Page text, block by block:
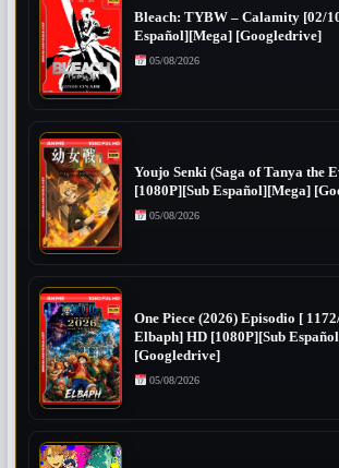
Bleach: TYBW – Calamity [02/
Español][Mega] [Googledrive]
05/08/2026
Youjo Senki (Saga of Tanya the
[1080P][Sub Español][Mega]
05/08/2026
One Piece (2026) Episodio [
Elbaph] HD [1080P][Sub
[Googledrive]
05/08/2026